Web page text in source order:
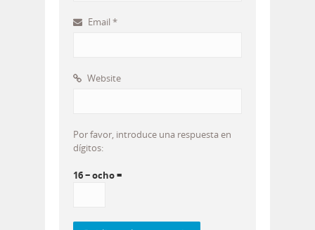
Email *
Website
Por favor, introduce una respuesta en
dígitos:
16 − ocho =